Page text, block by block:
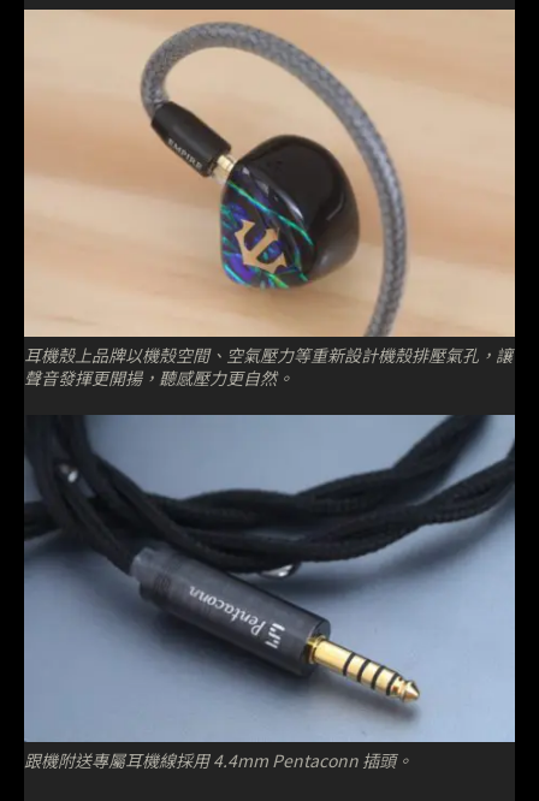
耳機殼上品牌以機殼空間、空氣壓力等重新設計機殼排壓氣孔，讓
聲音發揮更開揚，聽感壓力更自然。
跟機附送專屬耳機線採用 4.4mm Pentaconn 插頭。